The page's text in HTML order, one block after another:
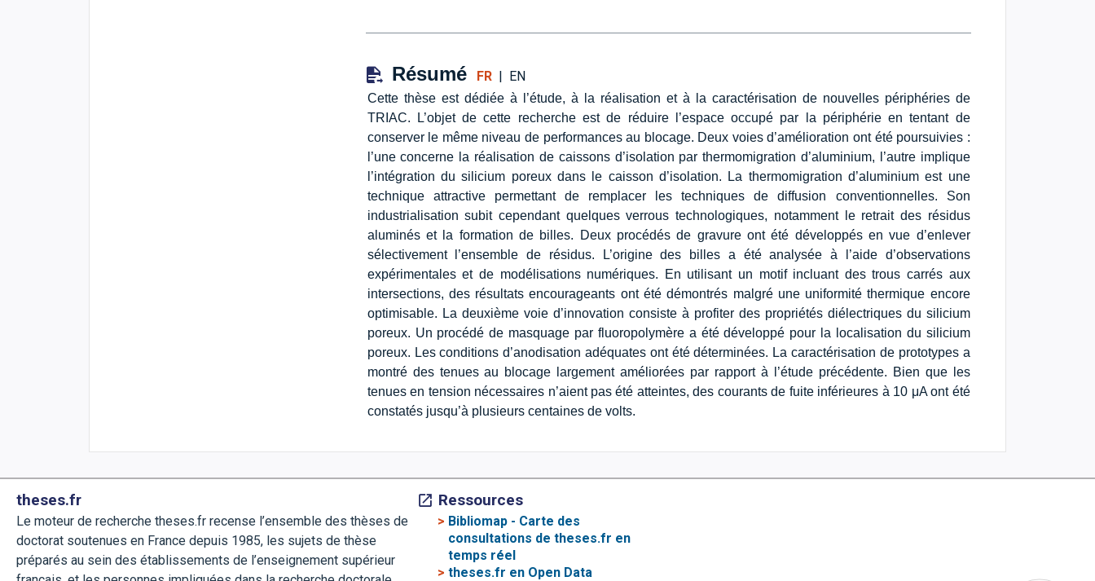
Résumé FR| EN
Cette thèse est dédiée à l’étude, à la réalisation et à la caractérisation de nouvelles périphéries de
TRIAC. L’objet de cette recherche est de réduire l’espace occupé par la périphérie en tentant de
conserver le même niveau de performances au blocage. Deux voies d’amélioration ont été poursuivies :
l’une concerne la réalisation de caissons d’isolation par thermomigration d’aluminium, l’autre implique
l’intégration du silicium poreux dans le caisson d’isolation. La thermomigration d’aluminium est une
technique attractive permettant de remplacer les techniques de diffusion conventionnelles. Son
industrialisation subit cependant quelques verrous technologiques, notamment le retrait des résidus
aluminés et la formation de billes. Deux procédés de gravure ont été développés en vue d’enlever
sélectivement l’ensemble de résidus. L’origine des billes a été analysée à l’aide d’observations
expérimentales et de modélisations numériques. En utilisant un motif incluant des trous carrés aux
intersections, des résultats encourageants ont été démontrés malgré une uniformité thermique encore
optimisable. La deuxième voie d’innovation consiste à profiter des propriétés diélectriques du silicium
poreux. Un procédé de masquage par fluoropolymère a été développé pour la localisation du silicium
poreux. Les conditions d’anodisation adéquates ont été déterminées. La caractérisation de prototypes a
montré des tenues au blocage largement améliorées par rapport à l’étude précédente. Bien que les
tenues en tension nécessaires n’aient pas été atteintes, des courants de fuite inférieures à 10 μA ont été
constatés jusqu’à plusieurs centaines de volts.
theses.fr
Le moteur de recherche theses.fr recense l’ensemble des thèses de
doctorat soutenues en France depuis 1985, les sujets de thèse
préparés au sein des établissements de l’enseignement supérieur
Ressources
> Bibliomap - Carte des
consultations de theses.fr en
temps réel
> theses.fr en Open Data